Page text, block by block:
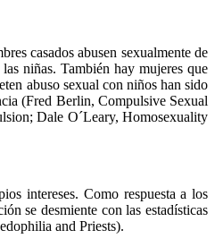
casados abusen sexualmente de
niñas. También hay mujeres que
abuso sexual con niños han sido
(Fred Berlin, Compulsive Sexual
Dale O´Leary, Homosexuality
intereses. Como respuesta a los
se desmiente con las estadísticas
and Priests).